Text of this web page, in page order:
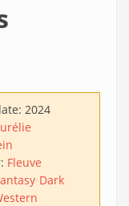
2024
Fleuve
Dark